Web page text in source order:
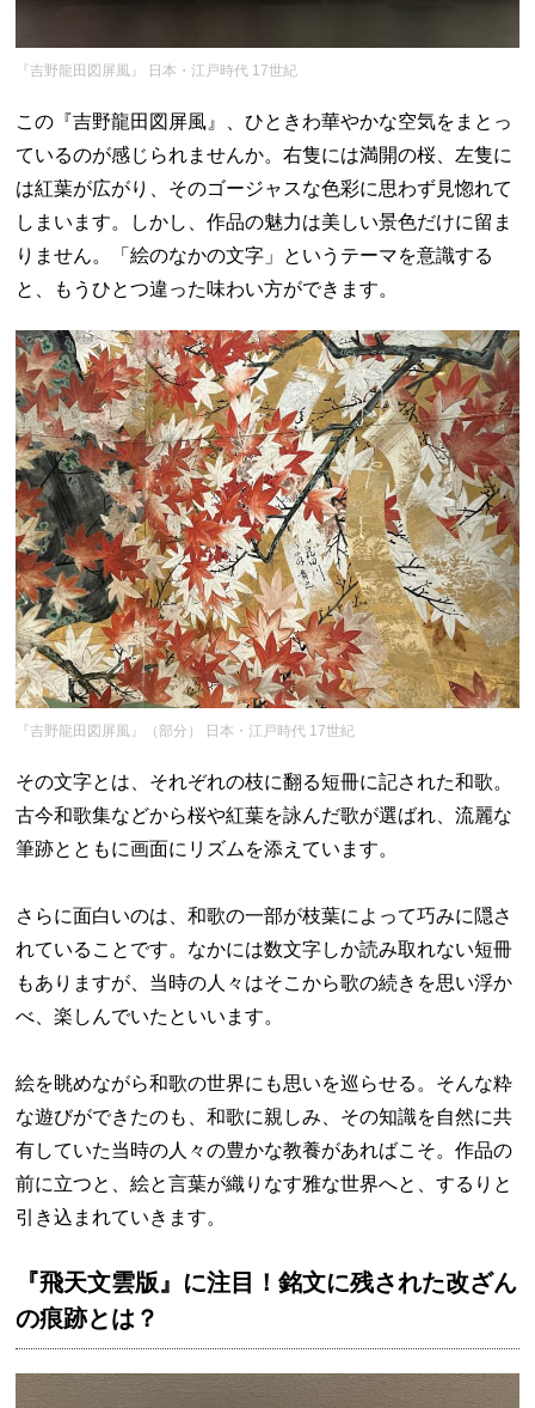
『吉野龍田図屏風』 日本・江戸時代 17世紀
この『吉野龍田図屏風』、ひときわ華やかな空気をまとっ
ているのが感じられませんか。右隻には満開の桜、左隻に
は紅葉が広がり、そのゴージャスな色彩に思わず見惚れて
しまいます。しかし、作品の魅力は美しい景色だけに留ま
りません。「絵のなかの文字」というテーマを意識する
と、もうひとつ違った味わい方ができます。
『吉野龍田図屏風』（部分） 日本・江戸時代 17世紀
その文字とは、それぞれの枝に翻る短冊に記された和歌。
古今和歌集などから桜や紅葉を詠んだ歌が選ばれ、流麗な
筆跡とともに画面にリズムを添えています。
さらに面白いのは、和歌の一部が枝葉によって巧みに隠さ
れていることです。なかには数文字しか読み取れない短冊
もありますが、当時の人々はそこから歌の続きを思い浮か
べ、楽しんでいたといいます。
絵を眺めながら和歌の世界にも思いを巡らせる。そんな粋
な遊びができたのも、和歌に親しみ、その知識を自然に共
有していた当時の人々の豊かな教養があればこそ。作品の
前に立つと、絵と言葉が織りなす雅な世界へと、するりと
引き込まれていきます。
『飛天文雲版』に注目！銘文に残された改ざん
の痕跡とは？